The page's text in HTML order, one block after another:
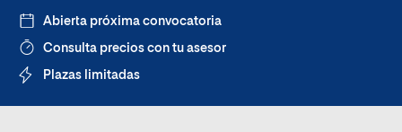
Abierta próxima convocatoria
Consulta precios con tu asesor
Plazas limitadas